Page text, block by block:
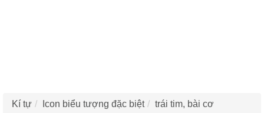
Kí tự Icon biểu tượng đặc biệt trái tim, bài cơ